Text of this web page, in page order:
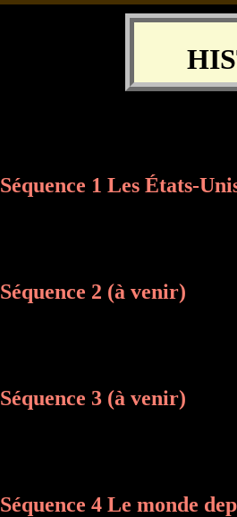
Séquence 1 Les États-
Séquence 2 (à venir)
Séquence 3 (à venir)
Séquence 4 Le monde